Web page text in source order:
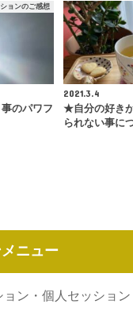
ョンのご感想
のパワフ
2021.3.4
★自分の好き
られない事に
ニュー
ン・個人セッショ